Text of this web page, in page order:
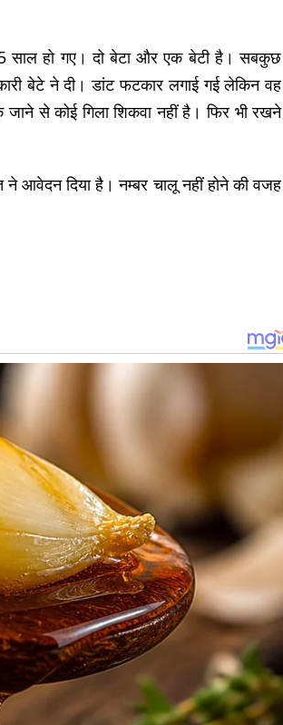
साल हो गए। दो बेटा और एक बेटी है। सबकुछ
बेटे ने दी। डांट फटकार लगाई गई लेकिन वह
से कोई गिला शिकवा नहीं है। फिर भी रखने
ने आवेदन दिया है। नम्बर चालू नहीं होने की वजह